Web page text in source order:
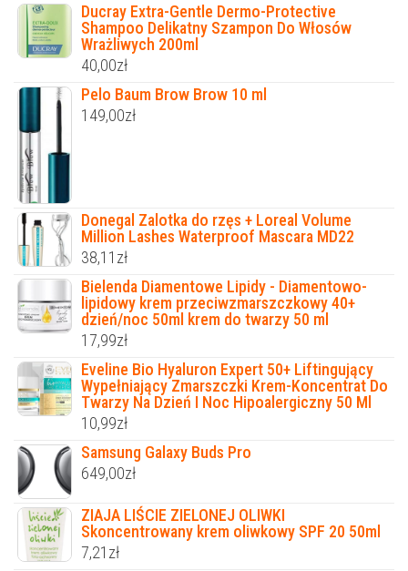
Ducray Extra-Gentle Dermo-Protective
Shampoo Delikatny Szampon Do Włosów
Wrażliwych 200ml
40,00zł
Pelo Baum Brow Brow 10 ml
149,00zł
Donegal Zalotka do rzęs + Loreal Volume
Million Lashes Waterproof Mascara MD22
38,11 zł
Bielenda Diamentowe Lipidy - Diamentowo-
lipidowy krem przeciwzmarszczkowy 40+
dzień/noc 50ml krem do twarzy 50 ml
17,99zł
Eveline Bio Hyaluron Expert 50+ Liftingujący
Wypełniający Zmarszczki Krem-Koncentrat Do
Twarzy Na Dzień I Noc Hipoalergiczny 50 Ml
10,99zł
Samsung Galaxy Buds Pro
649,00zł
ZIAJA LIŚCIE ZIELONEJ OLIWKI
Skoncentrowany krem oliwkowy SPF 20 50ml
7,21 zł